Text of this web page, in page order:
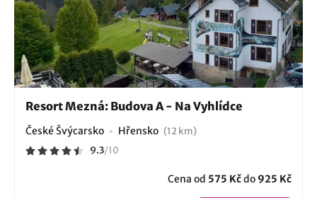
Resort Mezná: Budova A - Na Vyhlídce
České Švýcarsko Hřensko (12 km)
9.3/10
Cena od 575 Kčdo 925 Kč